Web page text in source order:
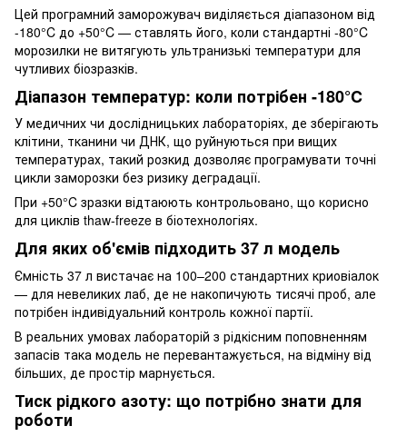
Цей програмний заморожувач виділяється діапазоном від
-180°C до +50°C — ставлять його, коли стандартні -80°C
морозилки не витягують ультранизькі температури для
чутливих біозразків.
Діапазон температур: коли потрібен -180°C
У медичних чи дослідницьких лабораторіях, де зберігають
клітини, тканини чи ДНК, що руйнуються при вищих
температурах, такий розкид дозволяє програмувати точні
цикли заморозки без ризику деградації.
При +50°C зразки відтаюють контрольовано, що корисно
для циклів thaw-freeze в біотехнологіях.
Для яких об'ємів підходить 37 л модель
Ємність 37 л вистачає на 100–200 стандартних криовіалок
— для невеликих лаб, де не накопичують тисячі проб, але
потрібен індивідуальний контроль кожної партії.
В реальних умовах лабораторій з рідкісним поповненням
запасів така модель не перевантажується, на відміну від
більших, де простір марнується.
Тиск рідкого азоту: що потрібно знати для
роботи